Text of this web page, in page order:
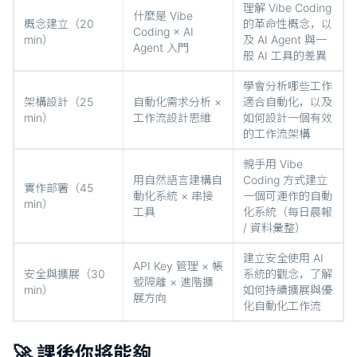
概念建立（20
min）
什麼是 Vibe
Coding × AI
Agent 入門
理解 Vibe Coding
的革命性概念，以
及 AI Agent 與一
般 AI 工具的差異
架構設計（25
min）
自動化需求分析 ×
工作流設計思維
學會分析哪些工作
適合自動化，以及
如何設計一個有效
的工作流架構
實作部署（45
min）
用自然語言建構自
動化系統 × 串接
工具
親手用 Vibe
Coding 方式建立
一個可運作的自動
化系統（每日晨報
/ 資料彙整）
安全與擴展（30
min）
API Key 管理 × 帳
號隔離 × 進階擴
展方向
建立安全使用 AI
系統的觀念，了解
如何持續擴展與優
化自動化工作流